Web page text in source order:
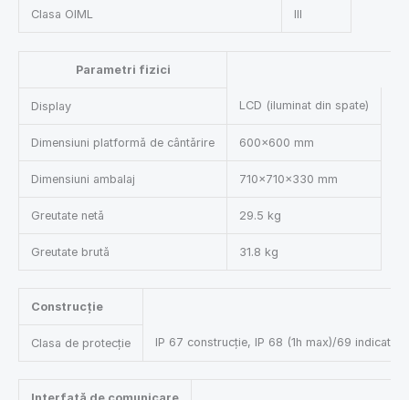
Clasa OIML III
Parametri fizici
Display LCD (iluminat din spate)
Dimensiuni platformă de cântărire 600×600 mm
Dimensiuni ambalaj 710×710×330 mm
Greutate netă 29.5 kg
Greutate brută 31.8 kg
Construcție
Clasa de protecție IP 67 construcție, IP 68 (1h max)/69 indicator